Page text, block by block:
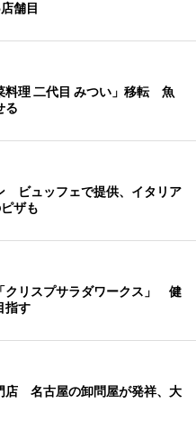
舗目
料理 二代目 みつい」移転 魚
る
ビュッフェで提供、イタリア
ザも
クリスプサラダワークス」 健
指す
店 名古屋の卸問屋が発祥、大